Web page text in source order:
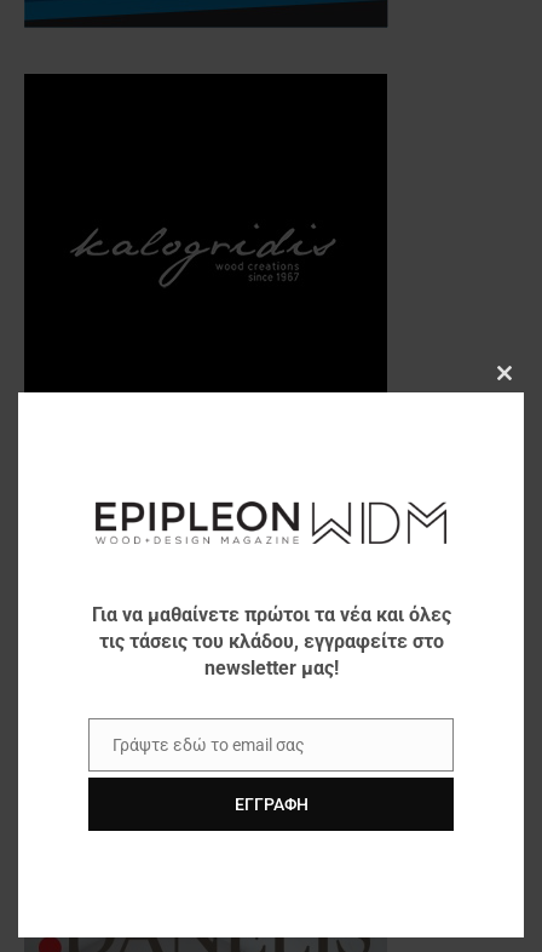
Για να μαθαίνετε πρώτοι τα νέα και όλες
τις τάσεις του κλάδου, εγγραφείτε στο
newsletter μας!
Email
Γράψτε εδώ το email σας
ΕΓΓΡΑΦΉ